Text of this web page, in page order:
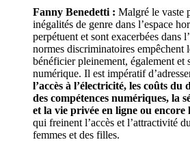
Fanny Benedetti : Malgré le vaste
inégalités de genre dans l’espace
perpétuent et sont exacerbées dans
normes discriminatoires empêchent
bénéficier pleinement, également et
numérique. Il est impératif
l’accès à l’électricité, les coûts du
des compétences numériques, la
et la vie privée en ligne ou encore
qui freinent l’accès et l’attractivité
femmes et des filles.